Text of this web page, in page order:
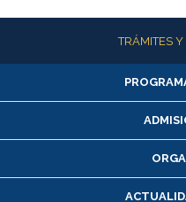
Más información
TRÁMITES
Alumnas/
Inscripción y
Consulta y